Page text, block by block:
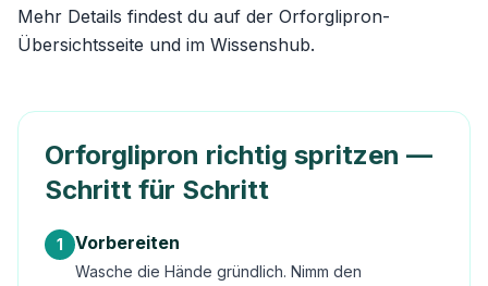
Mehr Details findest du auf der Orforglipron-
Übersichtsseite und im Wissenshub.
Orforglipron richtig spritzen —
Schritt für Schritt
1 Vorbereiten
Wasche die Hände gründlich. Nimm den